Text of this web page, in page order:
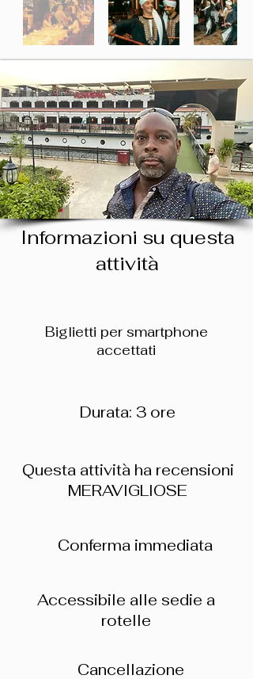
Informazioni su questa
attività
Biglietti per smartphone
accettati
Durata: 3 ore
Questa attività ha recensioni
MERAVIGLIOSE
Conferma immediata
Accessibile alle sedie a
rotelle
Cancellazione